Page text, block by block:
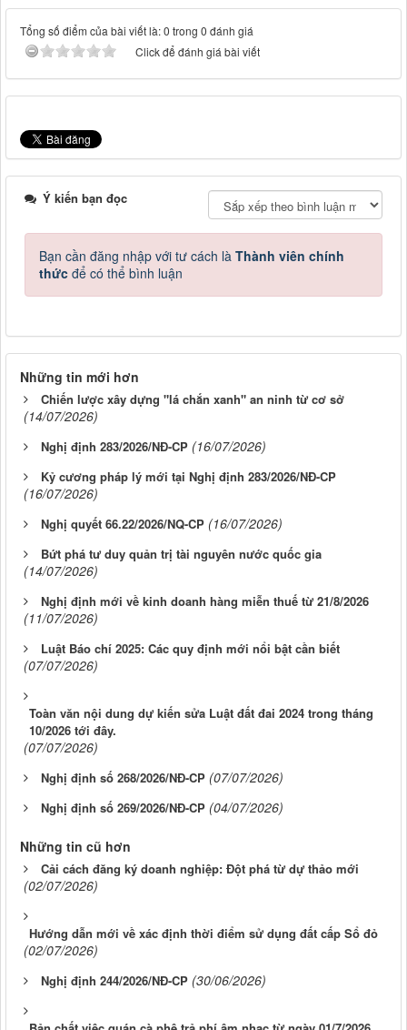
Tổng số điểm của bài viết là: 0 trong 0 đánh giá
Click để đánh giá bài viết
Ý kiến bạn đọc
Bạn cần đăng nhập với tư cách là Thành viên chính
thức để có thể bình luận
Những tin mới hơn
Chiến lược xây dựng "lá chắn xanh" an ninh từ cơ sở
(14/07/2026)
Nghị định 283/2026/NĐ-CP (16/07/2026)
Kỷ cương pháp lý mới tại Nghị định 283/2026/NĐ-CP
(16/07/2026)
Nghị quyết 66.22/2026/NQ-CP (16/07/2026)
Bứt phá tư duy quản trị tài nguyên nước quốc gia
(14/07/2026)
Nghị định mới về kinh doanh hàng miễn thuế từ 21/8/2026
(11/07/2026)
Luật Báo chí 2025: Các quy định mới nổi bật cần biết
(07/07/2026)
Toàn văn nội dung dự kiến sửa Luật đất đai 2024 trong tháng
10/2026 tới đây.
(07/07/2026)
Nghị định số 268/2026/NĐ-CP (07/07/2026)
Nghị định số 269/2026/NĐ-CP (04/07/2026)
Những tin cũ hơn
Cải cách đăng ký doanh nghiệp: Đột phá từ dự thảo mới
(02/07/2026)
Hướng dẫn mới về xác định thời điểm sử dụng đất cấp Sổ đỏ
(02/07/2026)
Nghị định 244/2026/NĐ-CP (30/06/2026)